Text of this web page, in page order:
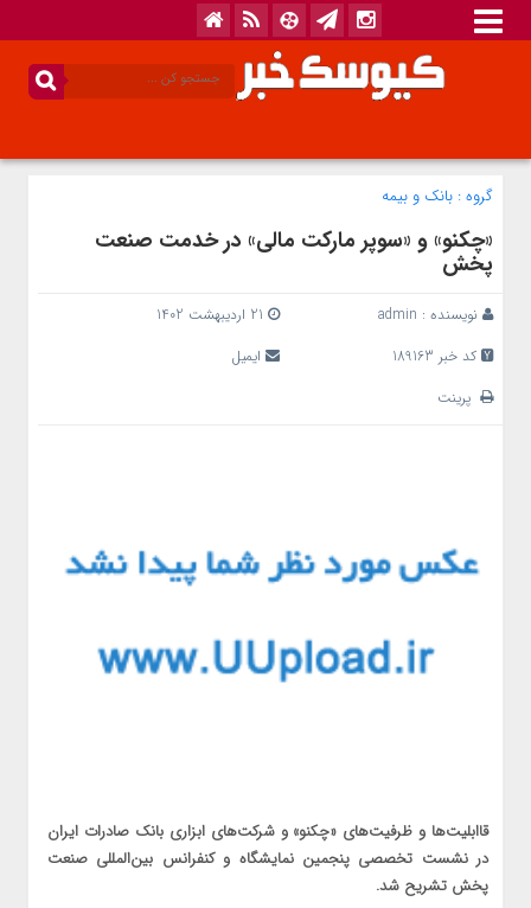
گروه : بانک‌ و بیمه
«چکنو» و «سوپر مارکت مالی» در خدمت صنعت
پخش
نویسنده : admin
کد خبر 189163
ایمیل
پرینت
​قاابلیت‌ها و ظرفیت‌های «چکنو» و شرکت‌های ابزاری بانک صادرات ایران
در نشست تخصصی پنجمین نمایشگاه و کنفرانس بین‌المللی صنعت
پخش تشریح شد.